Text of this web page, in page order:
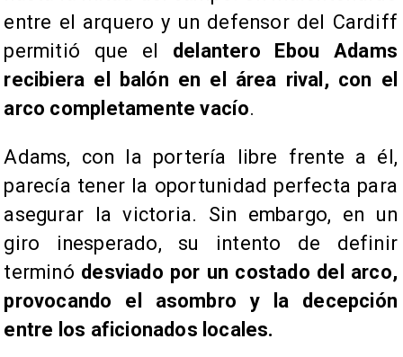
entre el arquero y un defensor del Cardiff
permitió que el delantero Ebou Adams
recibiera el balón en el área rival, con el
arco completamente vacío.
Adams, con la portería libre frente a él,
parecía tener la oportunidad perfecta para
asegurar la victoria. Sin embargo, en un
giro inesperado, su intento de definir
terminó desviado por un costado del arco,
provocando el asombro y la decepción
entre los aficionados locales.